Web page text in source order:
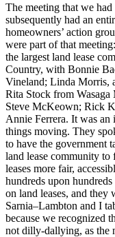
The meeting that we
subsequently had an
homeowners’ action
were part of that
the largest land lease
Country, with Bonnie
Vineland; Linda Morris,
Rita Stock from
Steve McKeown; Rick
Annie Ferrera. It was an
things moving. They
to have the government
land lease community to
leases more fair,
hundreds upon
on land leases, and
Sarnia–Lambton and I
because we recognized
not dilly-dallying, as the